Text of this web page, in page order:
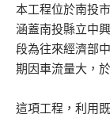
本工程位於南投
涵蓋南投縣立中
段為往來經濟部
期因車流量大，
這項工程，利用